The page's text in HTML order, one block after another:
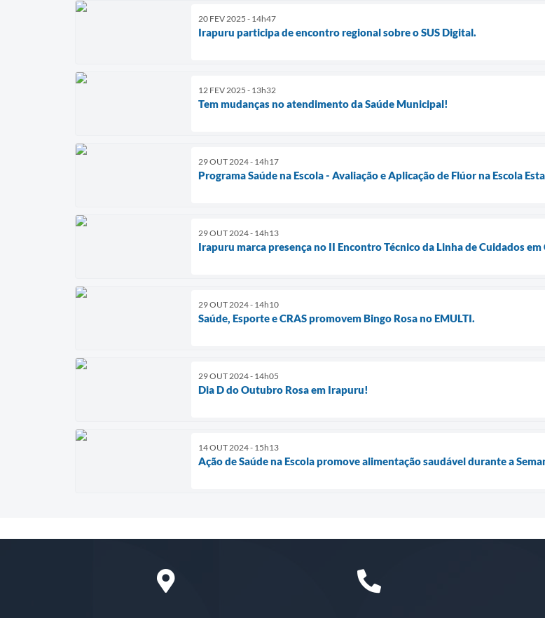
20 FEV 2025 - 14h47
Irapuru participa de encontro regional sobre o SUS Digital.
12 FEV 2025 - 13h32
Tem mudanças no atendimento da Saúde Municipal!
29 OUT 2024 - 14h17
Programa Saúde na Escola - Avaliação e Aplicação de Flúor na Escola
29 OUT 2024 - 14h13
Irapuru marca presença no II Encontro Técnico da Linha de Cuidados
29 OUT 2024 - 14h10
Saúde, Esporte e CRAS promovem Bingo Rosa no EMULTI.
29 OUT 2024 - 14h05
Dia D do Outubro Rosa em Irapuru!
14 OUT 2024 - 15h13
Ação de Saúde na Escola promove alimentação saudável durante a